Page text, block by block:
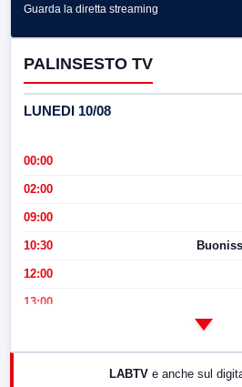
Guarda la diretta streaming
PALINSESTO TV
LUNEDI 10/08
00:00
02:00
09:00
10:30
12:00
13:00
LABTV e anche sul